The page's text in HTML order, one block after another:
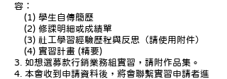
容：
(1) 學生自傳簡歷
(2) 修課明細或成績單
(3) 社工學習經驗歷程與反思（請使用附件）
(4) 實習計畫 (精要)
3. 如想選募款行銷業務組實習，請附作品集。
4. 本會收到申請資料後，將會聯繫實習申請者進